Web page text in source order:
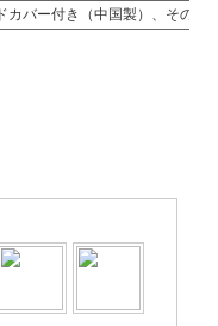
カバー付き（中国製）、その他